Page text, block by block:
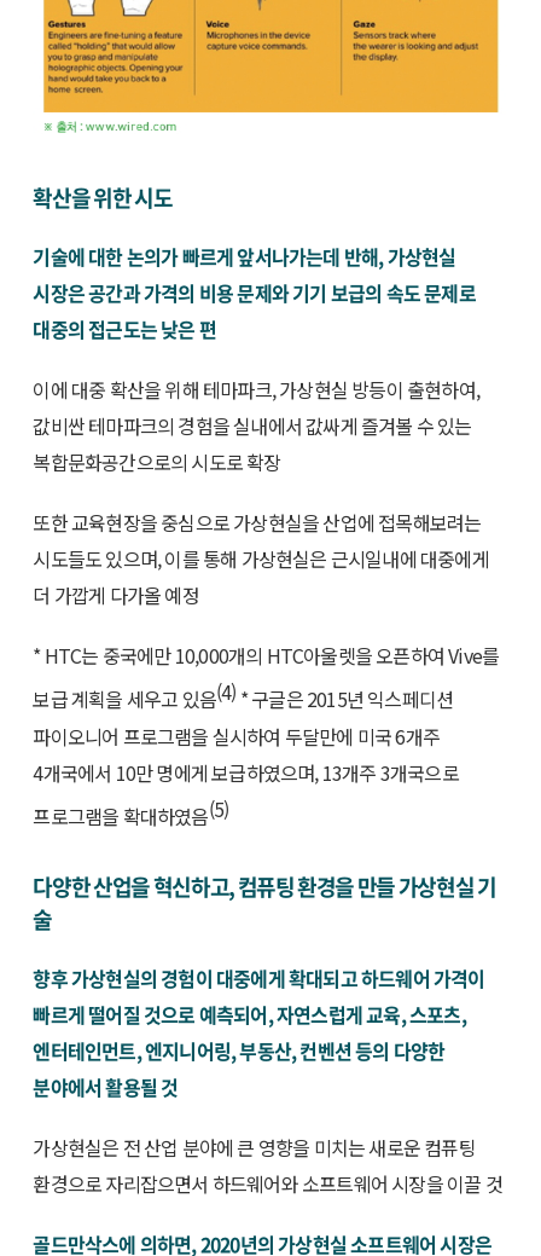
확산을 위한 시도
기술에 대한 논의가 빠르게 앞서나가는데 반해, 가상현실
시장은 공간과 가격의 비용 문제와 기기 보급의 속도 문제로
대중의 접근도는 낮은 편
이에 대중 확산을 위해 테마파크, 가상현실 방등이 출현하여,
값비싼 테마파크의 경험을 실내에서 값싸게 즐겨볼 수 있는
복합문화공간으로의 시도로 확장
또한 교육현장을 중심으로 가상현실을 산업에 접목해보려는
시도들도 있으며, 이를 통해 가상현실은 근시일내에 대중에게
더 가깝게 다가올 예정
* HTC는 중국에만 10,000개의 HTC아울렛을 오픈하여 Vive를
보급 계획을 세우고 있음(4) * 구글은 2015년 익스페디션
파이오니어 프로그램을 실시하여 두달만에 미국 6개주
4개국에서 10만 명에게 보급하였으며, 13개주 3개국으로
프로그램을 확대하였음(5)
다양한 산업을 혁신하고, 컴퓨팅 환경을 만들 가상현실 기
술
향후 가상현실의 경험이 대중에게 확대되고 하드웨어 가격이
빠르게 떨어질 것으로 예측되어, 자연스럽게 교육, 스포츠,
엔터테인먼트, 엔지니어링, 부동산, 컨벤션 등의 다양한
분야에서 활용될 것
가상현실은 전 산업 분야에 큰 영향을 미치는 새로운 컴퓨팅
환경으로 자리잡으면서 하드웨어와 소프트웨어 시장을 이끌 것
골드만삭스에 의하면, 2020년의 가상현실 소프트웨어 시장은